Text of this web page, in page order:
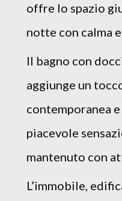
offre lo spazio
notte con calma
Il bagno con
aggiunge un
contemporanea
piacevole
mantenuto con
L’immobile,